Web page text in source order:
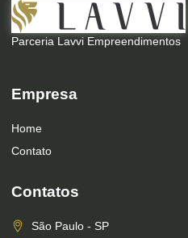
Parceria Lavvi Empreendimentos
Empresa
Home
Contato
Contatos
São Paulo - SP